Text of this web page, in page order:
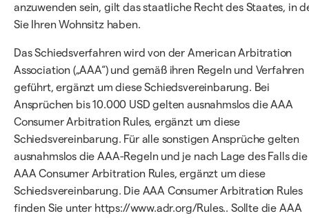
anzuwenden sein, gilt das staatliche Recht des Staates, in
Sie Ihren Wohnsitz haben.
Das Schiedsverfahren wird von der American Arbitration
Association („AAA“) und gemäß ihren Regeln und Verfahren
geführt, ergänzt um diese Schiedsvereinbarung. Bei
Ansprüchen bis 10.000 USD gelten ausnahmslos die AAA
Consumer Arbitration Rules, ergänzt um diese
Schiedsvereinbarung. Für alle sonstigen Ansprüche gelten
ausnahmslos die AAA-Regeln und je nach Lage des Falls die
AAA Consumer Arbitration Rules, ergänzt um diese
Schiedsvereinbarung. Die AAA Consumer Arbitration Rules
finden Sie unter https://www.adr.org/Rules.. Sollte die AAA